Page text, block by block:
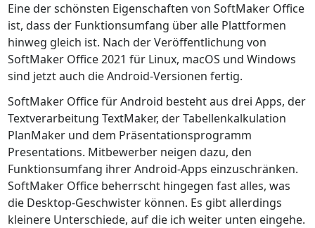
Eine der schönsten Eigenschaften von SoftMaker Office
ist, dass der Funktionsumfang über alle Plattformen
hinweg gleich ist. Nach der Veröffentlichung von
SoftMaker Office 2021 für Linux, macOS und Windows
sind jetzt auch die Android-Versionen fertig.
SoftMaker Office für Android besteht aus drei Apps, der
Textverarbeitung TextMaker, der Tabellenkalkulation
PlanMaker und dem Präsentationsprogramm
Presentations. Mitbewerber neigen dazu, den
Funktionsumfang ihrer Android-Apps einzuschränken.
SoftMaker Office beherrscht hingegen fast alles, was
die Desktop-Geschwister können. Es gibt allerdings
kleinere Unterschiede, auf die ich weiter unten eingehe.